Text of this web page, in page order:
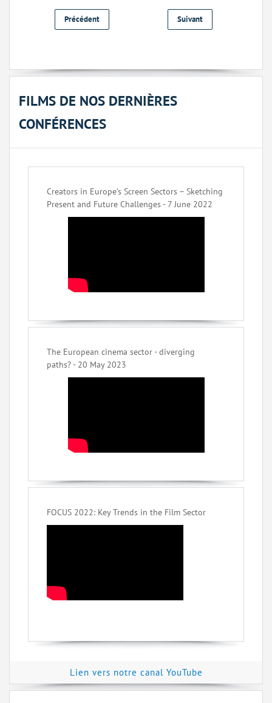
Précédent Suivant
FILMS DE NOS DERNIÈRES
CONFÉRENCES
Creators in Europe’s Screen Sectors – Sketching
Present and Future Challenges - 7 June 2022
The European cinema sector - diverging
paths? - 20 May 2023
FOCUS 2022: Key Trends in the Film Sector
Lien vers notre canal YouTube